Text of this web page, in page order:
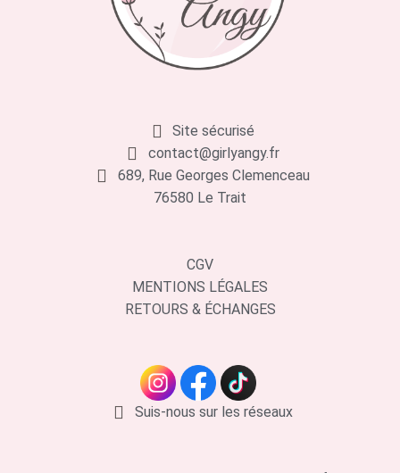
Site sécurisé
contact@girlyangy.fr
689, Rue Georges Clemenceau
76580 Le Trait
CGV
MENTIONS LÉGALES
RETOURS & ÉCHANGES
Suis-nous sur les réseaux